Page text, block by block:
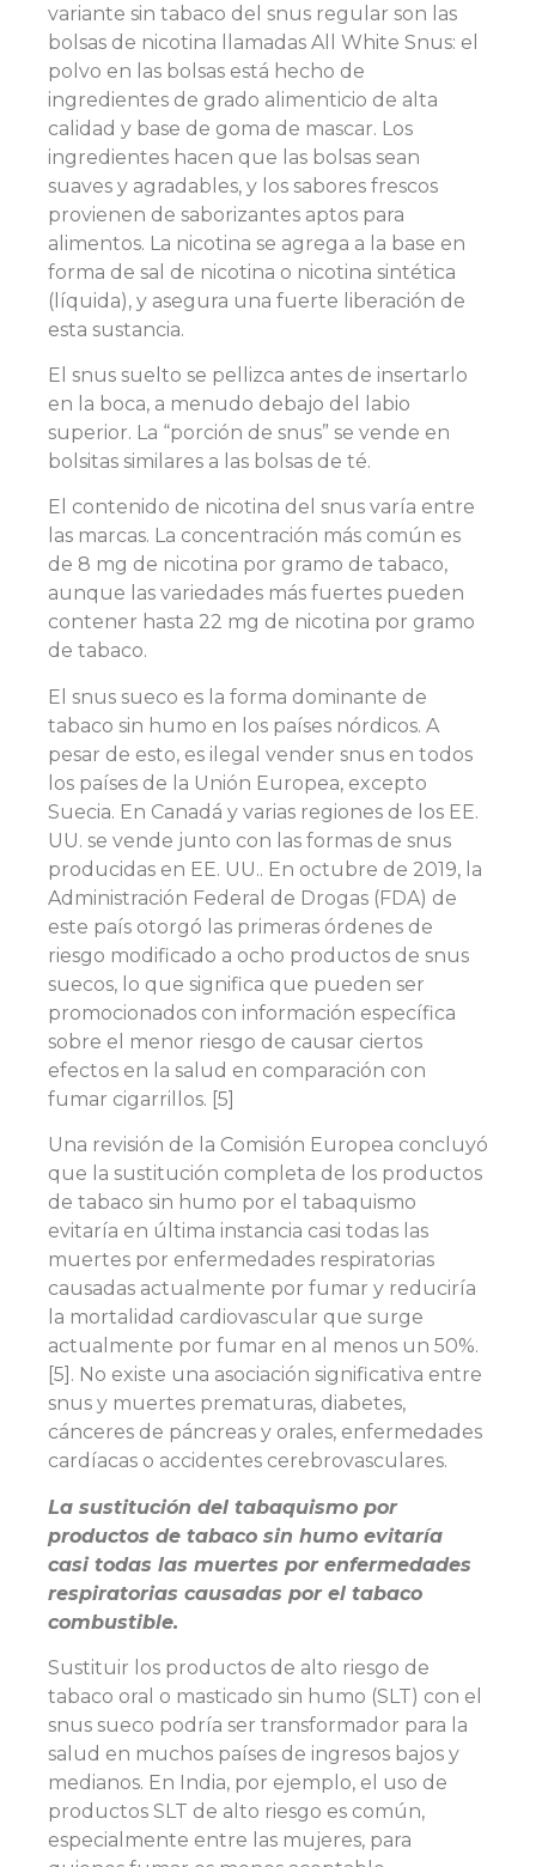
variante sin tabaco del snus regular son las
bolsas de nicotina llamadas All White Snus: el
polvo en las bolsas está hecho de
ingredientes de grado alimenticio de alta
calidad y base de goma de mascar. Los
ingredientes hacen que las bolsas sean
suaves y agradables, y los sabores frescos
provienen de saborizantes aptos para
alimentos. La nicotina se agrega a la base en
forma de sal de nicotina o nicotina sintética
(líquida), y asegura una fuerte liberación de
esta sustancia.
El snus suelto se pellizca antes de insertarlo
en la boca, a menudo debajo del labio
superior. La “porción de snus” se vende en
bolsitas similares a las bolsas de té.
El contenido de nicotina del snus varía entre
las marcas. La concentración más común es
de 8 mg de nicotina por gramo de tabaco,
aunque las variedades más fuertes pueden
contener hasta 22 mg de nicotina por gramo
de tabaco.
El snus sueco es la forma dominante de
tabaco sin humo en los países nórdicos. A
pesar de esto, es ilegal vender snus en todos
los países de la Unión Europea, excepto
Suecia. En Canadá y varias regiones de los EE.
UU. se vende junto con las formas de snus
producidas en EE. UU.. En octubre de 2019, la
Administración Federal de Drogas (FDA) de
este país otorgó las primeras órdenes de
riesgo modificado a ocho productos de snus
suecos, lo que significa que pueden ser
promocionados con información específica
sobre el menor riesgo de causar ciertos
efectos en la salud en comparación con
fumar cigarrillos. [5]
Una revisión de la Comisión Europea concluyó
que la sustitución completa de los productos
de tabaco sin humo por el tabaquismo
evitaría en última instancia casi todas las
muertes por enfermedades respiratorias
causadas actualmente por fumar y reduciría
la mortalidad cardiovascular que surge
actualmente por fumar en al menos un 50%.
[5]. No existe una asociación significativa entre
snus y muertes prematuras, diabetes,
cánceres de páncreas y orales, enfermedades
cardíacas o accidentes cerebrovasculares.
La sustitución del tabaquismo por
productos de tabaco sin humo evitaría
casi todas las muertes por enfermedades
respiratorias causadas por el tabaco
combustible.
Sustituir los productos de alto riesgo de
tabaco oral o masticado sin humo (SLT) con el
snus sueco podría ser transformador para la
salud en muchos países de ingresos bajos y
medianos. En India, por ejemplo, el uso de
productos SLT de alto riesgo es común,
especialmente entre las mujeres, para